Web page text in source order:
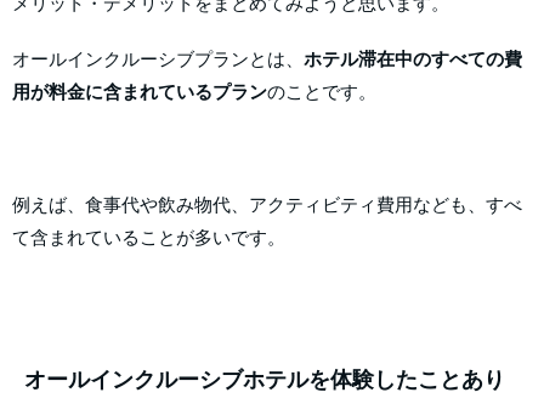
オールインクルーシブプランとは、 ホテル滞在中のすべての費
用が料金に含まれているプランのことです。
例えば、食事代や飲み物代、アクティビティ費用なども、すべ
て含まれていることが多いです。
オールインクルーシブホテルを体験したことあり